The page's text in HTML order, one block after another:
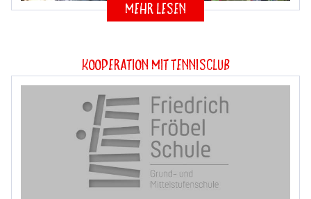
mehr lesen
Kooperation mit Tennisclub